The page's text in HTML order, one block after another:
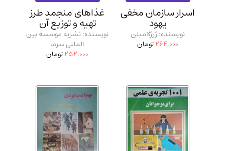
اسرار سازمان مخفی
یهود
نویسنده: ژرژلامبلن
264,000تومان
غذاهای منجمد طرز
تهیه و توزیع آن
نویسنده: نشریه موسسه بین
المللی سرما
252,000تومان